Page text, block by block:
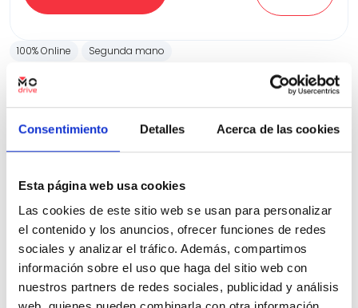
Consentimiento Detalles Acerca de las cookies
Esta página web usa cookies
Las cookies de este sitio web se usan para personalizar
el contenido y los anuncios, ofrecer funciones de redes
sociales y analizar el tráfico. Además, compartimos
información sobre el uso que haga del sitio web con
nuestros partners de redes sociales, publicidad y análisis
100% Online Segunda mano